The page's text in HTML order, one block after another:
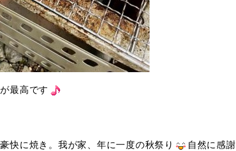
最高です
快に焼き。我が家、年に一度の秋祭り 自然に感謝